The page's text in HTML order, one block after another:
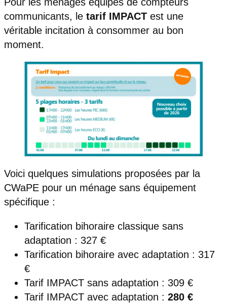
communicants, le tarif IMPACT est une
véritable incitation à consommer au bon
moment.
Voici quelques simulations proposées par la
CWaPE pour un ménage sans équipement
spécifique :
Tarification bihoraire classique sans
adaptation : 327 €
Tarification bihoraire avec adaptation : 317
€
Tarif IMPACT sans adaptation : 309 €
Tarif IMPACT avec adaptation : 280 €